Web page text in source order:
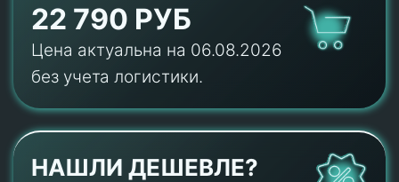
22 790 РУБ
Цена актуальна на 06.08.2026
без учета логистики.
НАШЛИ ДЕШЕВЛЕ?